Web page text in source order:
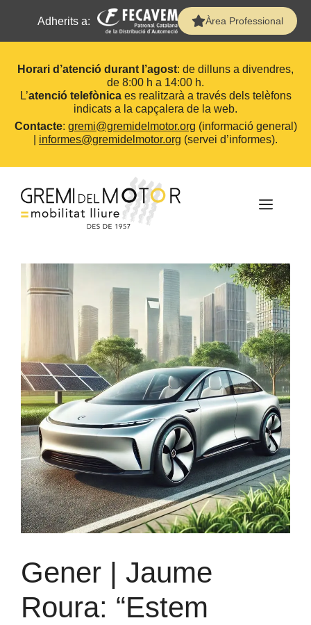
Adherits a: Àrea Professional
Horari d’atenció durant l’agost: de dilluns a divendres,
de 8:00 h a 14:00 h.
L’atenció telefònicaes realitzarà a través dels telèfons
indicats a la capçalera de la web.
Contacte: gremi@gremidelmotor.org (informació general)
informes@gremidelmotor.org (servei d’informes).
contingut
Gener | Jaume
Roura: “Estem